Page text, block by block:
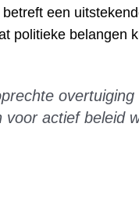
een
politieke belangen
actief beleid